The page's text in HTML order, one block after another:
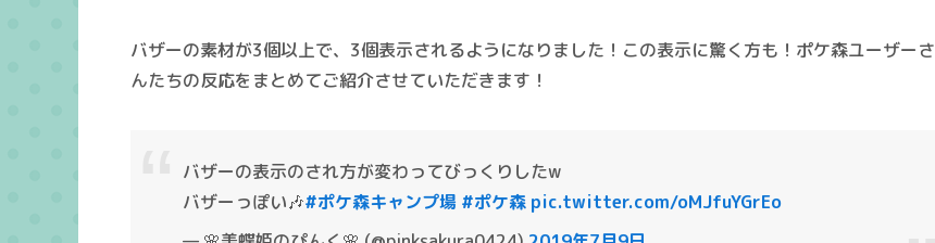
バザーの素材が3個以上で、3個表示されるようになりました！この表示に驚く方も！ポケ森ユーザーさ
んたちの反応をまとめてご紹介させていただきます！
バザーの表示のされ方が変わってびっくりしたw
バザーっぽい🎶#ポケ森キャンプ場 #ポケ森 pic.twitter.com/oMJfuYGrEo